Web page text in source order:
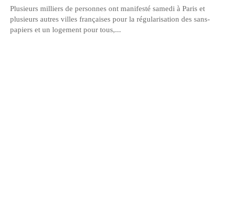
Plusieurs milliers de personnes ont manifesté samedi à Paris et
plusieurs autres villes françaises pour la régularisation des sans-
papiers et un logement pour tous,...